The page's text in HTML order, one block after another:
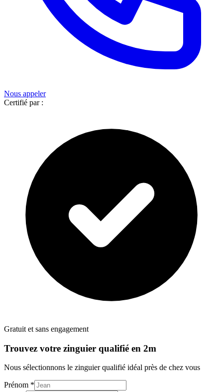
Nous appeler
Certifié par :
Gratuit et sans engagement
Trouvez votre zinguier qualifié en 2m
Nous sélectionnons le zinguierqualifié idéal près de chez vous
Prénom *